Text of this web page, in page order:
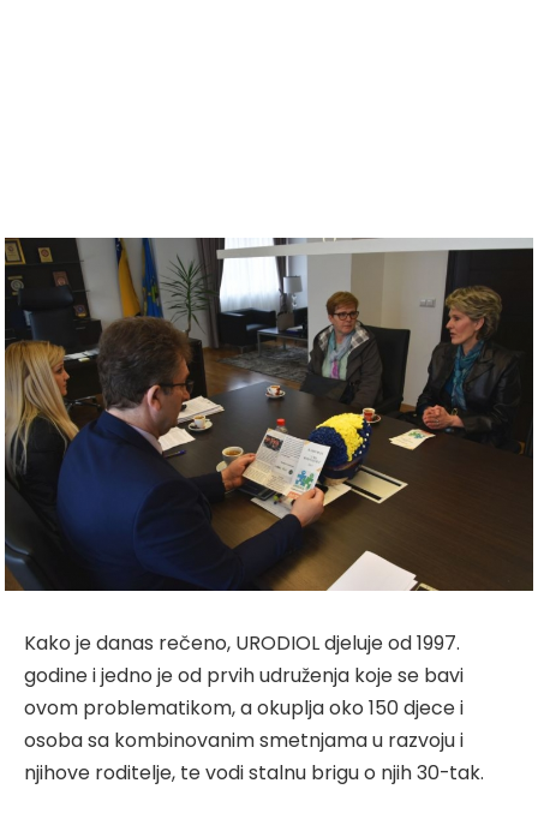
Kako je danas rečeno, URODIOL djeluje od 1997.
godine i jedno je od prvih udruženja koje se bavi
ovom problematikom, a okuplja oko 150 djece i
osoba sa kombinovanim smetnjama u razvoju i
njihove roditelje, te vodi stalnu brigu o njih 30-tak.